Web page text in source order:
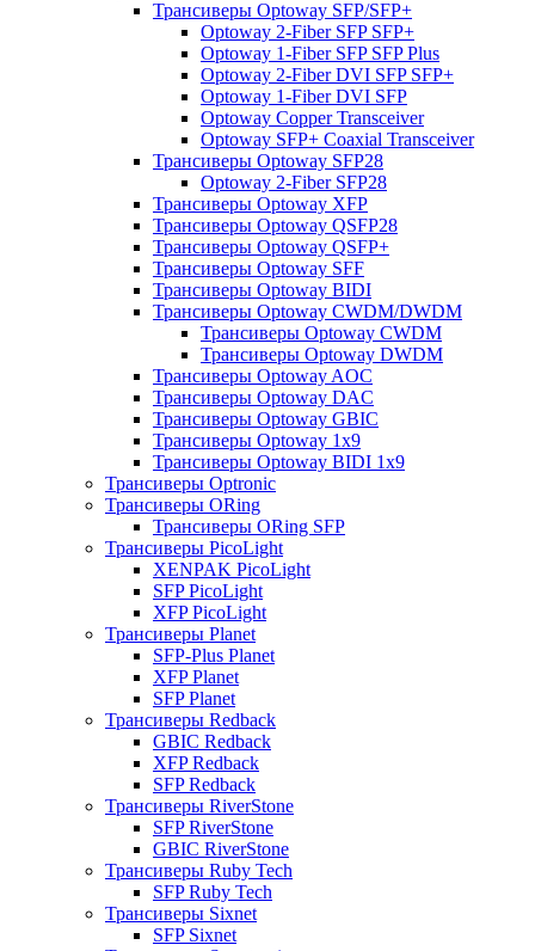
Трансиверы Optoway SFP/SFP+
Optoway 2-Fiber SFP SFP+
Optoway 1-Fiber SFP SFP Plus
Optoway 2-Fiber DVI SFP SFP+
Optoway 1-Fiber DVI SFP
Optoway Copper Transceiver
Optoway SFP+ Coaxial Transceiver
Трансиверы Optoway SFP28
Optoway 2-Fiber SFP28
Трансиверы Optoway XFP
Трансиверы Optoway QSFP28
Трансиверы Optoway QSFP+
Трансиверы Optoway SFF
Трансиверы Optoway BIDI
Трансиверы Optoway CWDM/DWDM
Трансиверы Optoway CWDM
Трансиверы Optoway DWDM
Трансиверы Optoway AOC
Трансиверы Optoway DAC
Трансиверы Optoway GBIC
Трансиверы Optoway 1х9
Трансиверы Optoway BIDI 1x9
Трансиверы Optronic
Трансиверы ORing
Трансиверы ORing SFP
Трансиверы PicoLight
XENPAK PicoLight
SFP PicoLight
XFP PicoLight
Трансиверы Planet
SFP-Plus Planet
XFP Planet
SFP Planet
Трансиверы Redback
GBIC Redback
XFP Redback
SFP Redback
Трансиверы RiverStone
SFP RiverStone
GBIC RiverStone
Трансиверы Ruby Tech
SFP Ruby Tech
Трансиверы Sixnet
SFP Sixnet